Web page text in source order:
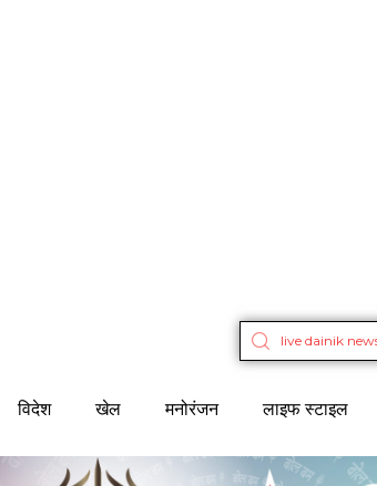
विदेश खेल मनोरंजन लाइफ स्टाइल